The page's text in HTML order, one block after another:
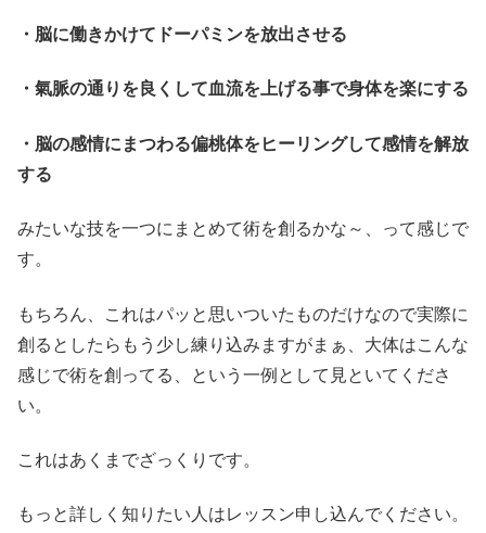
・脳に働きかけてドーパミンを放出させる
・氣脈の通りを良くして血流を上げる事で身体を楽にする
・脳の感情にまつわる偏桃体をヒーリングして感情を解放
する
みたいな技を一つにまとめて術を創るかな～、って感じで
す。
もちろん、これはパッと思いついたものだけなので実際に
創るとしたらもう少し練り込みますがまぁ、大体はこんな
感じで術を創ってる、という一例として見といてくださ
い。
これはあくまでざっくりです。
もっと詳しく知りたい人はレッスン申し込んでください。